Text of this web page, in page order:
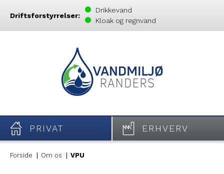
Driftsforstyrrelser:
Drikkevand
Kloak og regnvand
PRIVAT ERHVERV
Forside Om os VPU